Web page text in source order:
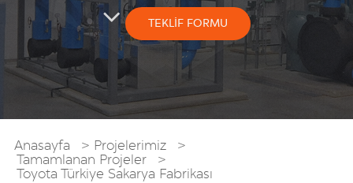
TEKLİF FORMU
Anasayfa
Projelerimiz
Tamamlanan Projeler
Toyota Türkiye Sakarya Fabrikası